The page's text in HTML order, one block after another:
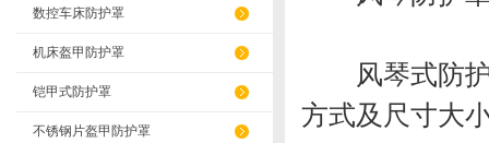
数控车床防护罩
机床盔甲防护罩
铠甲式防护罩
不锈钢片盔甲防护罩
风琴式防护
方式及尺寸大